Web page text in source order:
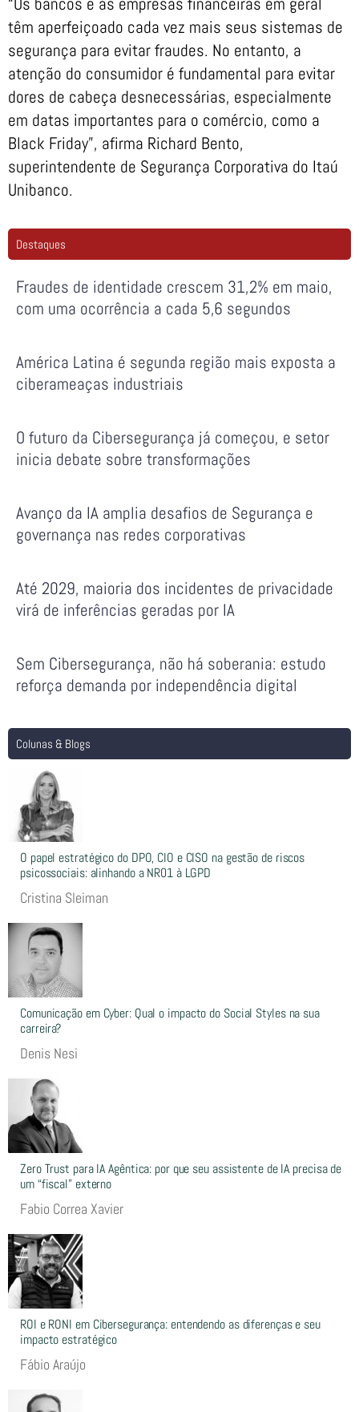
têm aperfeiçoado cada vez mais seus sistemas de
segurança para evitar fraudes. No entanto, a
atenção do consumidor é fundamental para evitar
dores de cabeça desnecessárias, especialmente
em datas importantes para o comércio, como a
Black Friday”, afirma Richard Bento,
superintendente de Segurança Corporativa do Itaú
Unibanco.
Destaques
Fraudes de identidade crescem 31,2% em maio,
com uma ocorrência a cada 5,6 segundos
América Latina é segunda região mais exposta a
ciberameaças industriais
O futuro da Cibersegurança já começou, e setor
inicia debate sobre transformações
Avanço da IA amplia desafios de Segurança e
governança nas redes corporativas
Até 2029, maioria dos incidentes de privacidade
virá de inferências geradas por IA
Sem Cibersegurança, não há soberania: estudo
reforça demanda por independência digital
Colunas & Blogs
O papel estratégico do DPO, CIO e CISO na gestão de riscos
psicossociais: alinhando a NR01 à LGPD
Cristina Sleiman
Comunicação em Cyber: Qual o impacto do Social Styles na sua
carreira?
Denis Nesi
Zero Trust para IA Agêntica: por que seu assistente de IA precisa de
um “fiscal” externo
Fabio Correa Xavier
ROI e RONI em Cibersegurança: entendendo as diferenças e seu
impacto estratégico
Fábio Araújo